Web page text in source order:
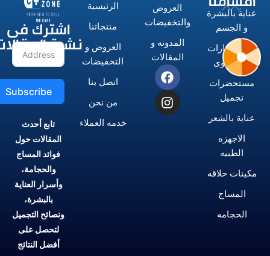
عناية بالبشرة
و الجسم
الاستشوارات
و المكاوى
مستحضرات
تجميل
عناية بالشعر
الاجهزه
الطبيه
مكينات حلاقه
المساج
الحجامه
العروض
والتخفيضات
المدونه و
المقالات
الرئيسية
منتجاتنا
العروض و
التخفيضات
اتصل بنا
من نحن
خدمه العملاء
اشترك فى
نشرة
Subscribe
تابع أحدث
المقالات حول
فوائد المساج
والحجامة،
وأسرار العناية
بالبشرة،
ونصائح التجميل
لتحصل على
أفضل النتائج